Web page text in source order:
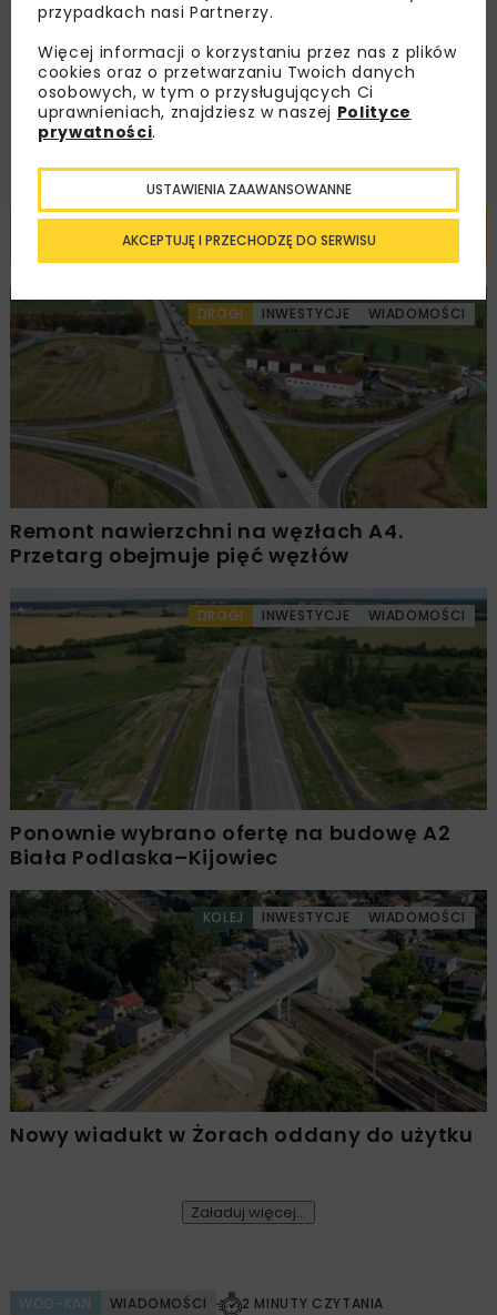
Regulaminemoraz wyrażam zgodę na otrzymywanie na
handlowej w postaci newslettera.
ZAPISZ MNIE
Powiązane artykuły
DROGI INWESTYCJE WIADOMOŚCI
Remont nawierzchni na węzłach A4.
Przetarg obejmuje pięć węzłów
DROGI INWESTYCJE WIADOMOŚCI
Ponownie wybrano ofertę na budowę A2
Biała Podlaska–Kijowiec
KOLEJ INWESTYCJE WIADOMOŚCI
Nowy wiadukt w Żorach oddany do użytku
Załaduj więcej...
WOD-KAN WIADOMOŚCI 2 MINUTY CZYTANIA
przypadkach nasi Partnerzy.
Więcej informacji o korzystaniu przez nas z plików
cookies oraz o przetwarzaniu Twoich danych
osobowych, w tym o przysługujących Ci
uprawnieniach, znajdziesz w naszej Polityce
prywatności.
AKCEPTUJĘ I PRZECHODZĘ DO SERWISU
USTAWIENIA ZAAWANSOWANNE